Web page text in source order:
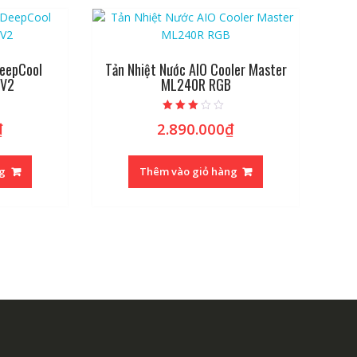
Tản Nhiệt Nước AIO Cooler Master
ML240R RGB
xếp hạng
2.89
2.890.000₫
Thêm vào giỏ hàng